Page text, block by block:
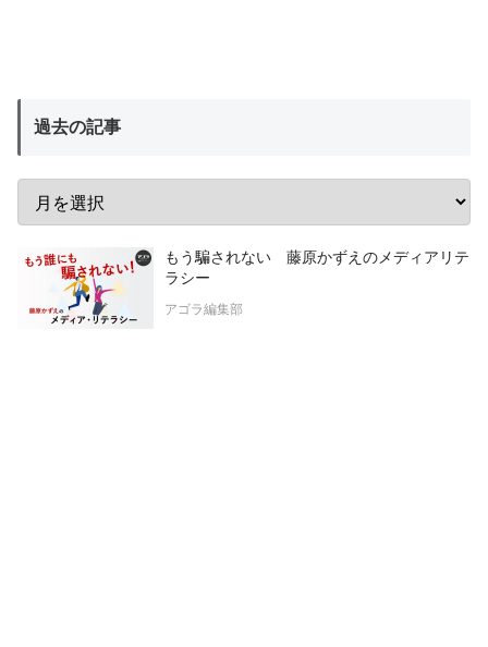
過去の記事
もう騙されない 藤原かずえのメディアリテ
ラシー
アゴラ編集部